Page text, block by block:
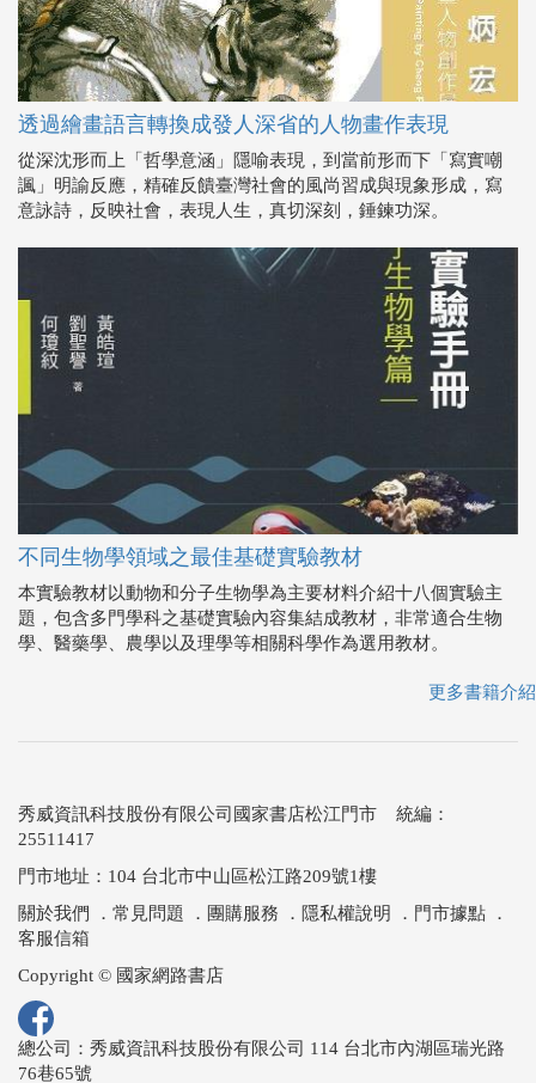
透過繪畫語言轉換成發人深省的人物畫作表現
從深沈形而上「哲學意涵」隱喻表現，到當前形而下「寫實嘲
諷」明諭反應，精確反饋臺灣社會的風尚習成與現象形成，寫
意詠詩，反映社會，表現人生，真切深刻，錘鍊功深。
不同生物學領域之最佳基礎實驗教材
本實驗教材以動物和分子生物學為主要材料介紹十八個實驗主
題，包含多門學科之基礎實驗內容集結成教材，非常適合生物
學、醫藥學、農學以及理學等相關科學作為選用教材。
更多書籍介紹
秀威資訊科技股份有限公司國家書店松江門市 統編：
25511417
門市地址：104 台北市中山區松江路209號1樓
關於我們
． 常見問題 ． 團購服務 ． 隱私權說明 ． 門市據點 ．
客服信箱
Copyright © 國家網路書店
總公司：秀威資訊科技股份有限公司 114 台北市內湖區瑞光路
76巷65號